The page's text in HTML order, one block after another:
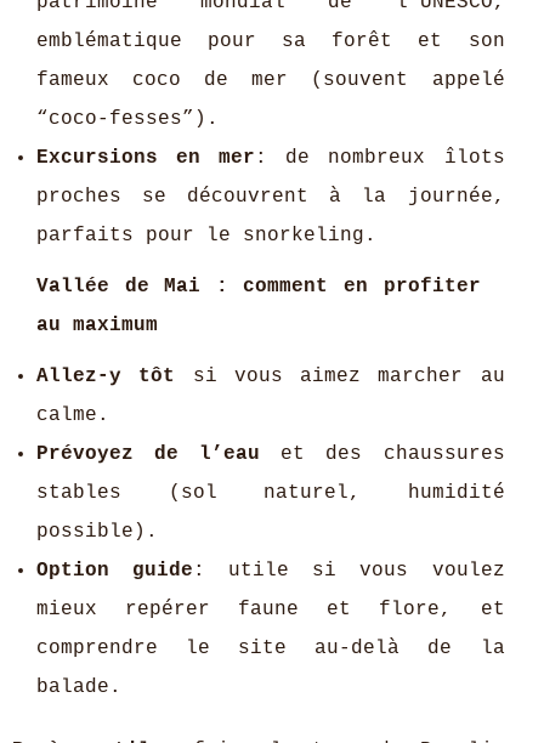
emblématique pour sa forêt et son
fameux coco de mer (souvent appelé
“coco-fesses”).
Excursions en mer : de nombreux îlots
proches se découvrent à la journée,
parfaits pour le snorkeling.
Vallée de Mai : comment en profiter
au maximum
Allez-y tôt
si vous aimez marcher au
calme.
Prévoyez de l’eau et des chaussures
stables (sol naturel, humidité
possible).
Option guide : utile si vous voulez
mieux repérer faune et flore, et
comprendre le site au-delà de la
balade.